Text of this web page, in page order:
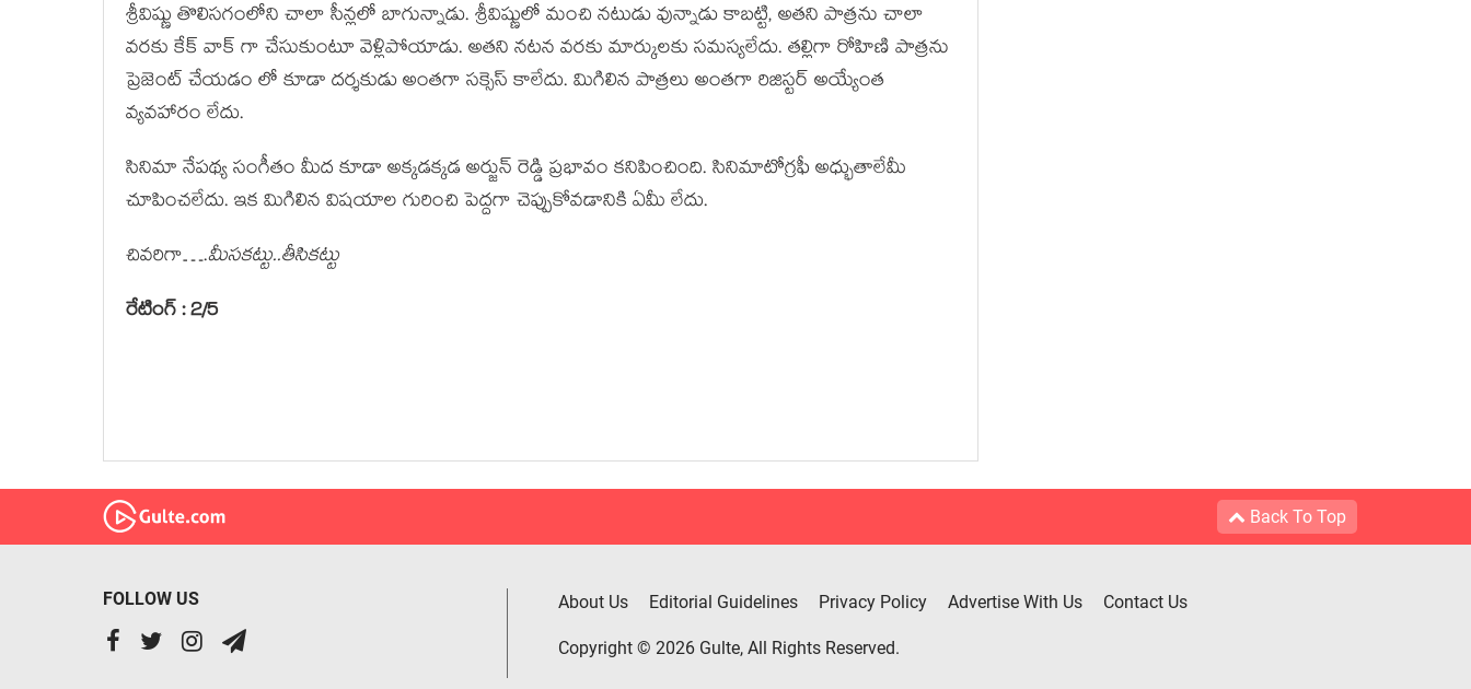
శ్రీవిష్ణు తొలిసగంలోని చాలా సీన్లలో బాగున్నాడు. శ్రీవిష్ణులో మంచి నటుడు వున్నాడు కాబట్టి, అతని పాత్రను చాలా
వరకు కేక్ వాక్ గా చేసుకుంటూ వెళ్లిపోయాడు. అతని నటన వరకు మార్కులకు సమస్యలేదు. తల్లిగా రోహిణి పాత్రను
ప్రెజెంట్ చేయడం లో కూడా దర్శకుడు అంతగా సక్సెస్ కాలేదు. మిగిలిన పాత్రలు అంతగా రిజిస్టర్ అయ్యేంత
వ్యవహారం లేదు.
సినిమా నేపథ్య సంగీతం మీద కూడా అక్కడక్కడ అర్జున్ రెడ్డి ప్రభావం కనిపించింది. సినిమాటోగ్రఫీ అధ్భుతాలేమీ
చూపించలేదు. ఇక మిగిలిన విషయాల గురించి పెద్దగా చెప్పుకోవడానికి ఏమీ లేదు.
చివరిగా….మీసకట్టు..తీసికట్టు
రేటింగ్ : 2/5
Back To Top
FOLLOW US About Us Editorial Guidelines Privacy Policy Advertise With Us Contact Us
Copyright © 2026 Gulte, All Rights Reserved.